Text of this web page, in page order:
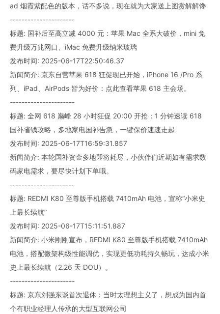
ad 烟霞紫配色的版本，话不多说，现在就为大家送上图赏解解馋
----------------------
标题: 国补后至高立减 4000 元：苹果 Mac 全系大破价，mini 免
费升级万兆网口、iMac 免费升级纳米玻璃
发布时间: 2025-06-17T22:50:46.37
新闻简介: 京东自营苹果 618 狂促现已开始，iPhone 16 /Pro 系
列、iPad、AirPods 皆为好价：点此查看苹果 618 主会场。
----------------------
标题: 全网 618 巅峰 28 小时狂促 20:00 开抢：1 分钟速读 618
国补省钱攻略，多地家电国补告急，一键保价速速走起
发布时间: 2025-06-17T16:59:31.857
新闻简介: 本轮国补资金多地即将耗尽，小伙伴们近期如有需求数
码家电需求，要尽快计划下单哦。
----------------------
标题: REDMI K80 至尊版手机搭载 7410mAh 电池，宣称“小米史
上最长续航”
发布时间: 2025-06-17T15:11:51.887
新闻简介: 小米刚刚宣布，REDMI K80 至尊版手机搭载 7410mAh
电池，搭配微架构级性能调优，实现更低功耗持久畅玩，达成小米
史上最长续航（2.26 天 DOU）。
----------------------
标题: 京东刘强东谈首次退休：当时太理想主义了，想成为国内首
个有职业经理人传承的大型互联网公司